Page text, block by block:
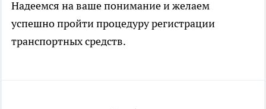
Надеемся на ваше понимание и желаем
успешно пройти процедуру регистрации
транспортных средств.